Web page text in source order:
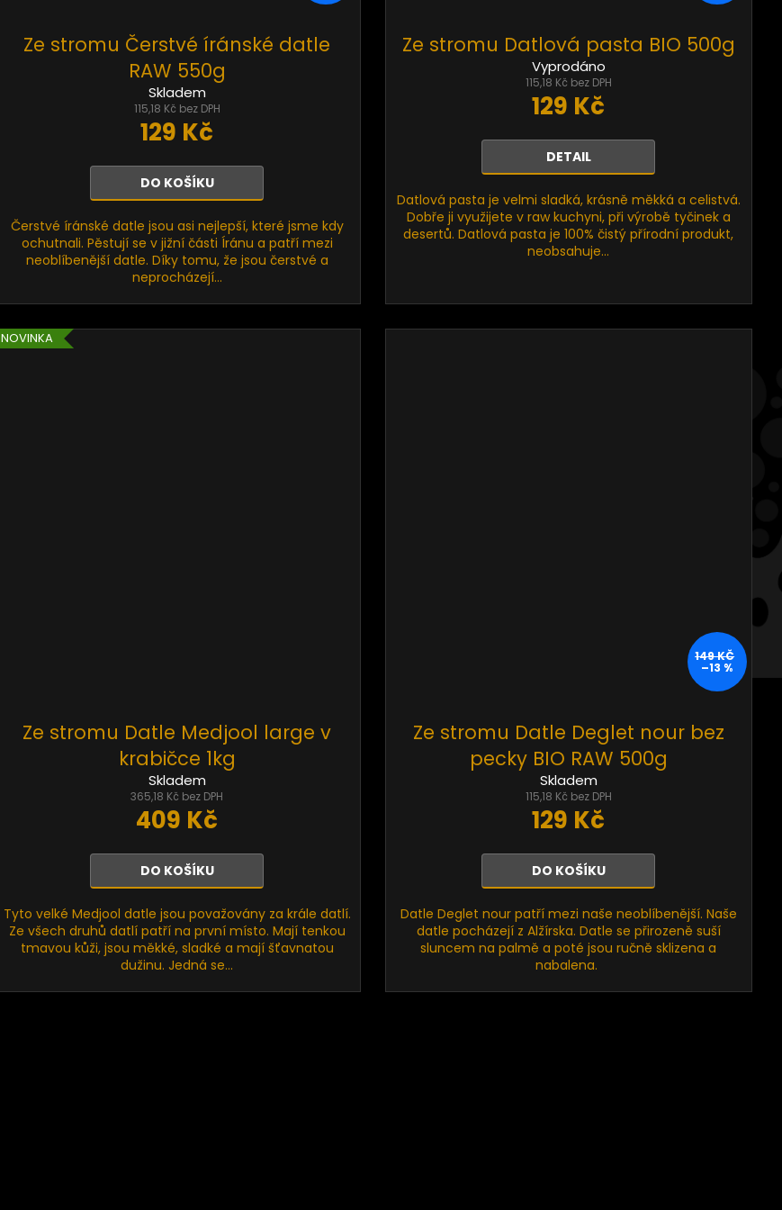
Ze stromu Čerstvé íránské datle
RAW 550g
Skladem
115,18 Kč bez DPH
129 Kč
DO KOŠÍKU
Čerstvé íránské datle jsou asi nejlepší, které jsme kdy
ochutnali. Pěstují se v jižní části Íránu a patří mezi
neoblíbenější datle. Díky tomu, že jsou čerstvé a
neprocházejí...
Ze stromu Datlová pasta BIO 500g
Vyprodáno
115,18 Kč bez DPH
129 Kč
DETAIL
Datlová pasta je velmi sladká, krásně měkká a celistvá.
Dobře ji využijete v raw kuchyni, při výrobě tyčinek a
desertů. Datlová pasta je 100% čistý přírodní produkt,
neobsahuje...
NOVINKA
Ze stromu Datle Medjool large v
krabičce 1kg
Skladem
365,18 Kč bez DPH
409 Kč
DO KOŠÍKU
Tyto velké Medjool datle jsou považovány za krále datlí.
Ze všech druhů datlí patří na první místo. Mají tenkou
tmavou kůži, jsou měkké, sladké a mají šťavnatou
dužinu. Jedná se...
149 KČ
–13 %
Ze stromu Datle Deglet nour bez
pecky BIO RAW 500g
Skladem
115,18 Kč bez DPH
129 Kč
DO KOŠÍKU
Datle Deglet nour patří mezi naše neoblíbenější. Naše
datle pocházejí z Alžírska. Datle se přirozeně suší
sluncem na palmě a poté jsou ručně sklizena a
nabalena.